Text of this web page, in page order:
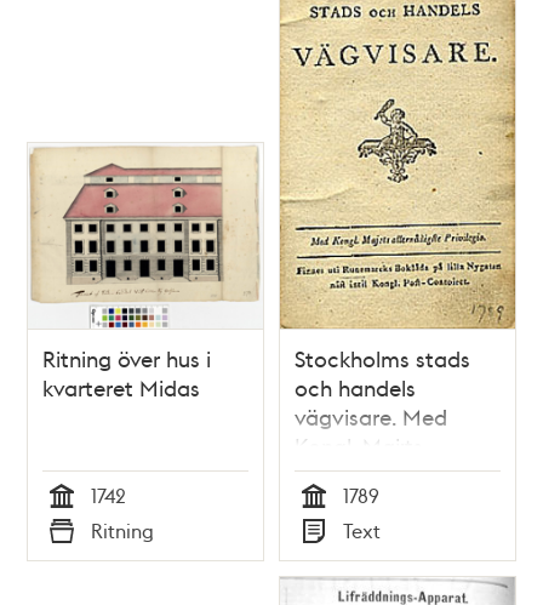
Ritning över hus i
kvarteret Midas
Tid
1742
Typ
Ritning
Stockholms stads
och handels
vägvisare. Med
Kongl. Maj:ts
allernådigste
privilegio. Finnes uti
Runemarcks
boklåda på Lilla
Nygatan näst intill
Tid
1789
Typ
Text